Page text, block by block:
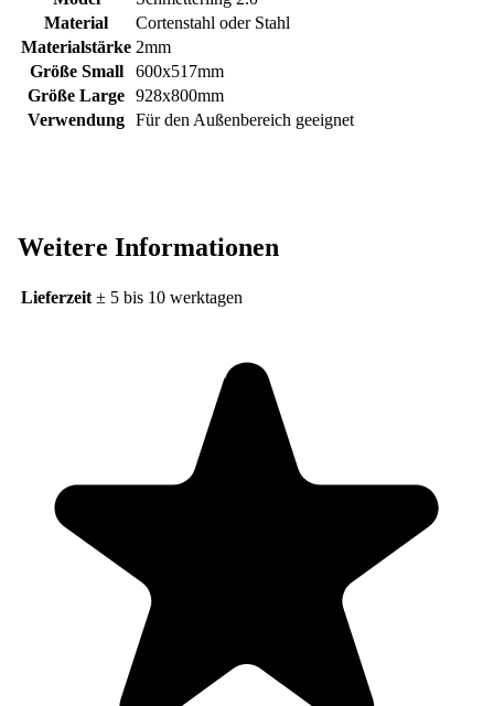
Material
Cortenstahl oder Stahl
Materialstärke 2mm
Größe Small
600x517mm
Größe Large 928x800mm
Verwendung Für den Außenbereich geeignet
Weitere Informationen
Lieferzeit ± 5 bis 10 werktagen